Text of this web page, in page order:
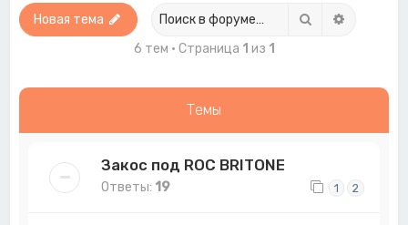
Новая тема Поиск
6 тем • Страница 1 из 1
Темы
Закос под ROC BRITONE
Ответы: 19 1 2